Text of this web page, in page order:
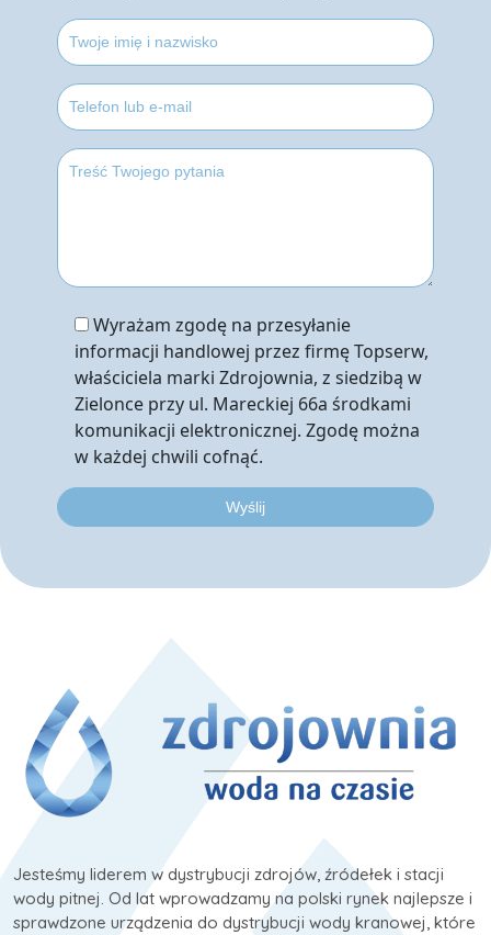
Wyrażam zgodę na przesyłanie
informacji handlowej przez firmę Topserw,
właściciela marki Zdrojownia, z siedzibą w
Zielonce przy ul. Mareckiej 66a środkami
komunikacji elektronicznej. Zgodę można
w każdej chwili cofnąć.
Jesteśmy liderem w dystrybucji zdrojów, źródełek i stacji
wody pitnej. Od lat wprowadzamy na polski rynek najlepsze i
sprawdzone urządzenia do dystrybucji wody kranowej, które